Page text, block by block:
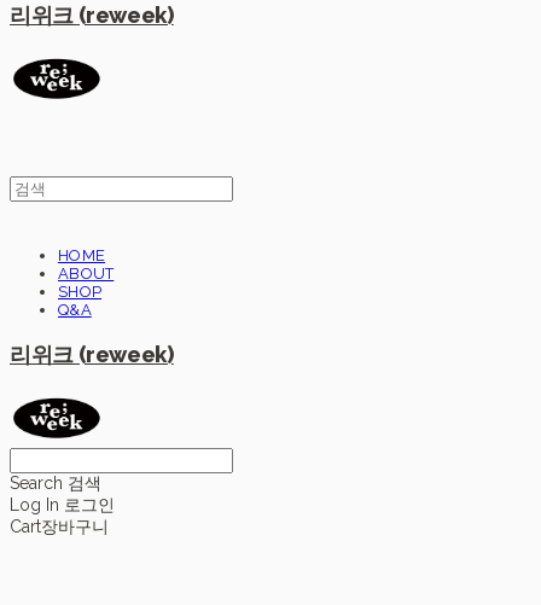
리위크 (reweek)
HOME
ABOUT
SHOP
Q&A
리위크 (reweek)
Search 검색
Log In 로그인
Cart장바구니